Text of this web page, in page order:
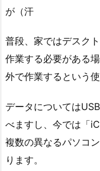
が（汗
普段、家ではデスク
作業する必要がある
外で作業するという
データについては
べますし、今では「
複数の異なるパソコ
ります。